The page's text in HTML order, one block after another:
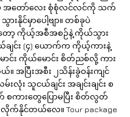
အတော်လေး စုံစုံလင်လင်ကို သက်
နိုင်မှာပေါ့ဗျာ။ တစ်ခုပဲ
ော့ ကိုယ့်အစီအစဉ်နဲ့ ကိုယ်သွား
ချင်း (၄) ယောက်က ကိုယ့်ကားနဲ့
င်း ကိုယ်မောင်း စိတ်ညစ်လို့ ကား
အပြီးအစီး ၂သိန်းခွဲဝန်းကျင်
လုံး သူငယ်ချင်း အချင်းချင်း စ
ကားတွေပြောမပြီး စိတ်လွတ်
နိုင်တယ်လေ။ Tour package